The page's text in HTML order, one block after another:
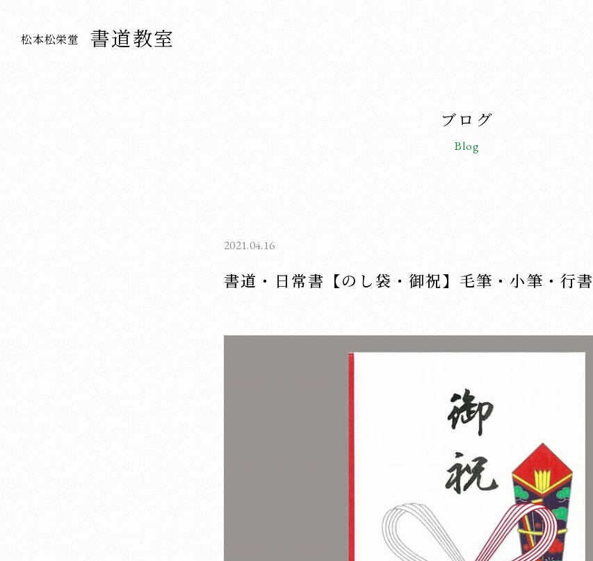
松本松栄堂 書道教室
ブログ
Blog
2021.04.16
書道・日常書【のし袋・御祝】毛筆・小筆・行書